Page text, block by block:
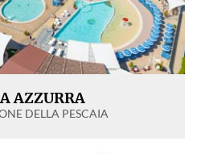
AZZURRA
DELLA PESCAIA